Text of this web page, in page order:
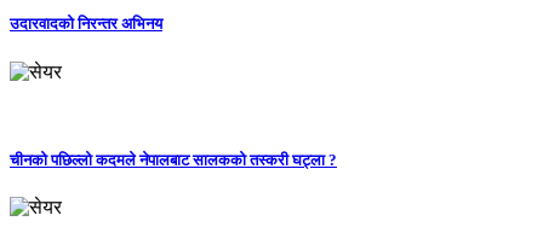
उदारवादको निरन्तर अभिनय
चीनको पछिल्लो कदमले नेपालबाट सालकको तस्करी घट्ला ?